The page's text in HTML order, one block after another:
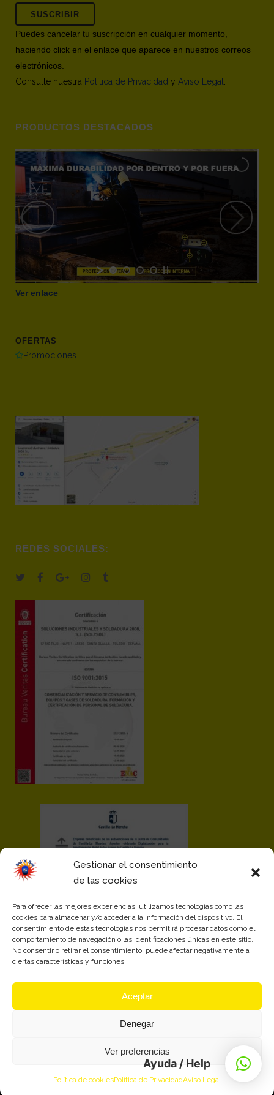
Gestionar el consentimiento
de las cookies
Para ofrecer las mejores experiencias, utilizamos tecnologías como las
cookies para almacenar y/o acceder a la información del dispositivo. El
consentimiento de estas tecnologías nos permitirá procesar datos como el
comportamiento de navegación o las identificaciones únicas en este sitio.
No consentir o retirar el consentimiento, puede afectar negativamente a
ciertas características y funciones.
Aceptar
Denegar
Ver preferencias
Política de cookiesPolítica de PrivacidadAviso Legal
Puedes cancelar tu suscripción en cualquier momento,
haciendo click en el enlace que aparece en nuestros correos
electrónicos.
Consulte nuestra Política de Privacidad y Aviso Legal
PRODUCTOS DESTACADOS
Ver enlace
OFERTAS
Promociones
REDES SOCIALES:
Ayuda / Help